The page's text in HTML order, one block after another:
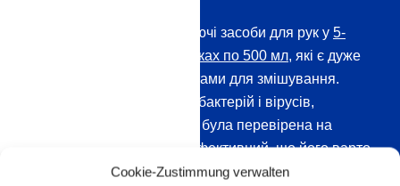
Cookie-Zustimmung verwalten
Ми постачаємо дезінфікуючі засоби для рук у 5-
пляшках по 500 мл, які є дуже
економічними концентратами для змішування.
Його ефективність проти бактерій і вірусів,
включаючи коронавіруси, була перевірена на
практиці, і він настільки ефективний, що його варто
замовляти для великих площ, які генерують високі